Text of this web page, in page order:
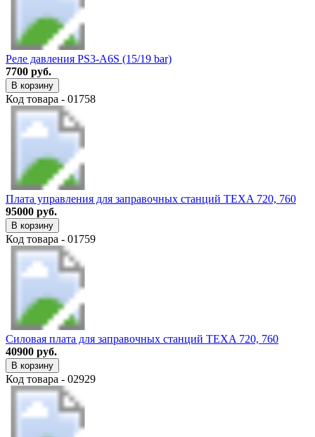
Реле давления PS3-A6S (15/19 bar)
7700 руб.
В корзину
Код товара - 01758
Плата управления для заправочных станций TEXA 720, 760
95000 руб.
В корзину
Код товара - 01759
Силовая плата для заправочных станций TEXA 720, 760
40900 руб.
В корзину
Код товара - 02929